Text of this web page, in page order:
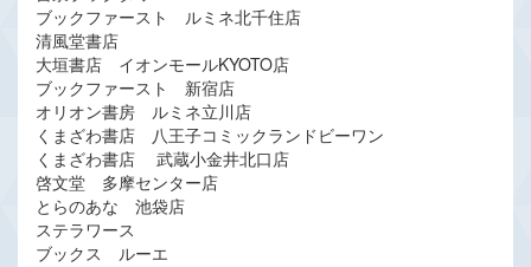
ブックファースト ルミネ北千住店
清風堂書店
大垣書店 イオンモールKYOTO店
ブックファースト 新宿店
オリオン書房 ルミネ立川店
くまざわ書店 八王子コミックランドビーワン
くまざわ書店 武蔵小金井北口店
啓文堂 多摩センター店
とらのあな 池袋店
ステラワース
ブックス ルーエ